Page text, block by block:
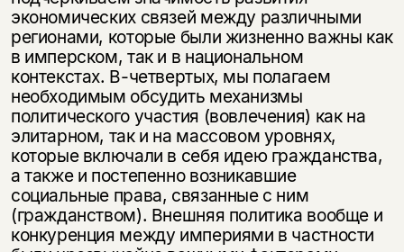
экономических связей между различными
регионами, которые были жизненно важны как
в имперском, так и в национальном
контекстах. В-четвертых, мы полагаем
необходимым обсудить механизмы
политического участия (вовлечения) как на
элитарном, так и на массовом уровнях,
которые включали в себя идею гражданства,
а также и постепенно возникавшие
социальные права, связанные с ним
(гражданством). Внешняя политика вообще и
конкуренция между империями в частности
Подписка на рассылку
Раз в неделю мы отправляем рассылку
о книгах и событиях «НЛО».
За подписку дарим промокод на
скидку 15%
Этой книги временно
нет в продаже.
Вы можете подписаться на
уведомления, и при поступлении книги
на склад получить письмо на указанный
электронный адрес.
Эта книга